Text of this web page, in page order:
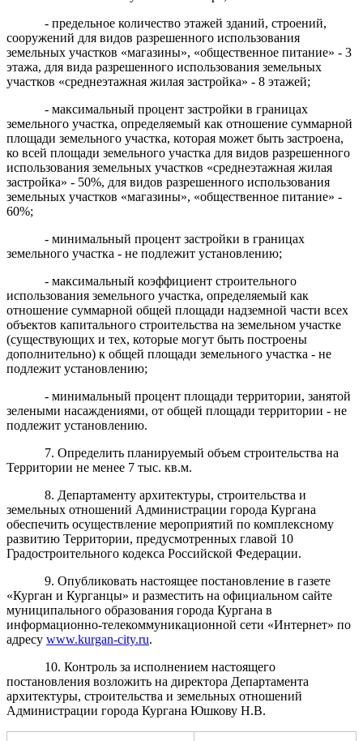
- предельное количество этажей зданий, строений,
сооружений для видов разрешенного использования
земельных участков «магазины», «общественное питание» - 3
этажа, для вида разрешенного использования земельных
участков «среднеэтажная жилая застройка» - 8 этажей;
- максимальный процент застройки в границах
земельного участка, определяемый как отношение суммарной
площади земельного участка, которая может быть застроена,
ко всей площади земельного участка для видов разрешенного
использования земельных участков «среднеэтажная жилая
застройка» - 50%, для видов разрешенного использования
земельных участков «магазины», «общественное питание» -
60%;
- минимальный процент застройки в границах
земельного участка - не подлежит установлению;
- максимальный коэффициент строительного
использования земельного участка, определяемый как
отношение суммарной общей площади надземной части всех
объектов капитального строительства на земельном участке
(существующих и тех, которые могут быть построены
дополнительно) к общей площади земельного участка - не
подлежит установлению;
- минимальный процент площади территории, занятой
зелеными насаждениями, от общей площади территории - не
подлежит установлению.
7. Определить планируемый объем строительства на
Территории не менее 7 тыс. кв.м.
8. Департаменту архитектуры, строительства и
земельных отношений Администрации города Кургана
обеспечить осуществление мероприятий по комплексному
развитию Территории, предусмотренных главой 10
Градостроительного кодекса Российской Федерации.
9. Опубликовать настоящее постановление в газете
«Курган и Курганцы» и разместить на официальном сайте
муниципального образования города Кургана в
информационно-телекоммуникационной сети «Интернет» по
адресу www.kurgan-city.ru.
10. Контроль за исполнением настоящего
постановления возложить на директора Департамента
архитектуры, строительства и земельных отношений
Администрации города Кургана Юшкову Н.В.